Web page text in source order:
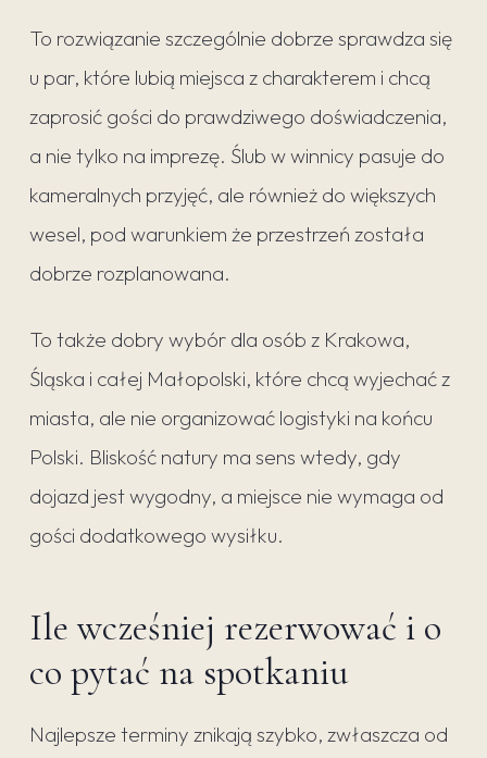
To rozwiązanie szczególnie dobrze sprawdza się
u par, które lubią miejsca z charakterem i chcą
zaprosić gości do prawdziwego doświadczenia,
a nie tylko na imprezę. Ślub w winnicy pasuje do
kameralnych przyjęć, ale również do większych
wesel, pod warunkiem że przestrzeń została
dobrze rozplanowana.
To także dobry wybór dla osób z Krakowa,
Śląska i całej Małopolski, które chcą wyjechać z
miasta, ale nie organizować logistyki na końcu
Polski. Bliskość natury ma sens wtedy, gdy
dojazd jest wygodny, a miejsce nie wymaga od
gości dodatkowego wysiłku.
Ile wcześniej rezerwować i o
co pytać na spotkaniu
Najlepsze terminy znikają szybko, zwłaszcza od